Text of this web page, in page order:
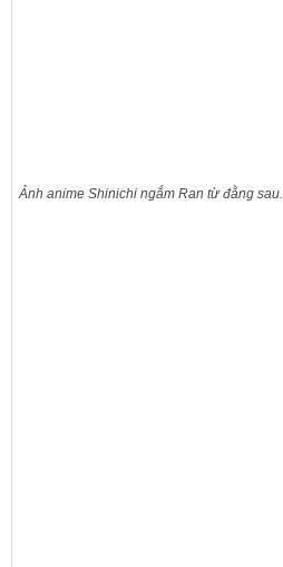
Ảnh anime Shinichi ngắm Ran từ đằng sau.